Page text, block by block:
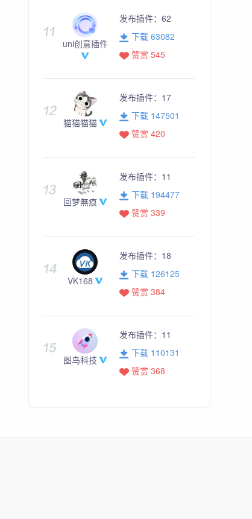
uni创意插件
发布插件： 62
下载 63082
赞赏 545
猫猫猫猫
发布插件： 17
下载 147501
赞赏 420
回梦無痕
发布插件： 11
下载 194477
赞赏 339
VK168
发布插件： 18
下载 126125
赞赏 384
图鸟科技
发布插件： 11
下载 110131
赞赏 368